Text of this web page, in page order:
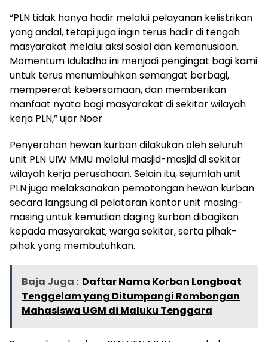
“PLN tidak hanya hadir melalui pelayanan kelistrikan
yang andal, tetapi juga ingin terus hadir di tengah
masyarakat melalui aksi sosial dan kemanusiaan.
Momentum Iduladha ini menjadi pengingat bagi kami
untuk terus menumbuhkan semangat berbagi,
mempererat kebersamaan, dan memberikan
manfaat nyata bagi masyarakat di sekitar wilayah
kerja PLN,” ujar Noer.
Penyerahan hewan kurban dilakukan oleh seluruh
unit PLN UIW MMU melalui masjid-masjid di sekitar
wilayah kerja perusahaan. Selain itu, sejumlah unit
PLN juga melaksanakan pemotongan hewan kurban
secara langsung di pelataran kantor unit masing-
masing untuk kemudian daging kurban dibagikan
kepada masyarakat, warga sekitar, serta pihak-
pihak yang membutuhkan.
Baja Juga : Daftar Nama Korban Longboat
Tenggelam yang Ditumpangi Rombongan
Mahasiswa UGM di Maluku Tenggara